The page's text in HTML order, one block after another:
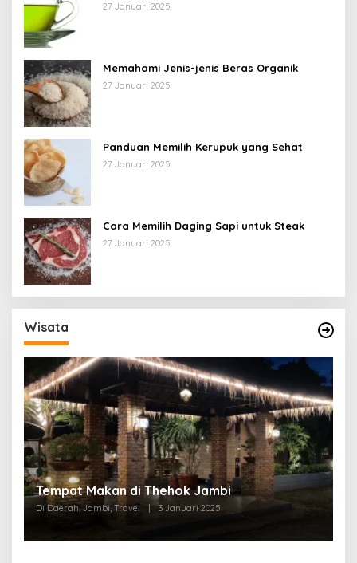
27 Januari 2025
Memahami Jenis-jenis Beras Organik
27 Januari 2025
Panduan Memilih Kerupuk yang Sehat
27 Januari 2025
Cara Memilih Daging Sapi untuk Steak
27 Januari 2025
Wisata
Tempat Makan di Thehok Jambi
Di Daerah, Jambi, Travel | 3 Januari 2025